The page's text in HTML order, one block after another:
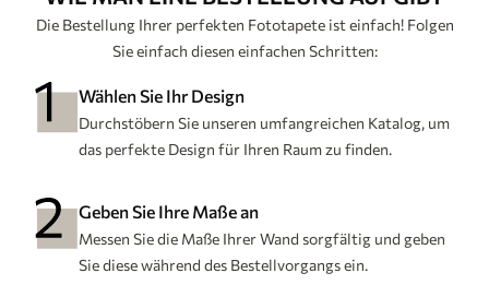
Die Bestellung Ihrer perfekten Fototapete ist einfach! Folgen
Sie einfach diesen einfachen Schritten:
Wählen Sie Ihr Design
Durchstöbern Sie unseren umfangreichen Katalog, um
das perfekte Design für Ihren Raum zu finden.
Geben Sie Ihre Maße an
Messen Sie die Maße Ihrer Wand sorgfältig und geben
Sie diese während des Bestellvorgangs ein.